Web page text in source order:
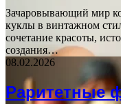
Зачаровывающий мир
куклы в винтажном
сочетание красоты,
создания…
08.02.2026
Раритетные